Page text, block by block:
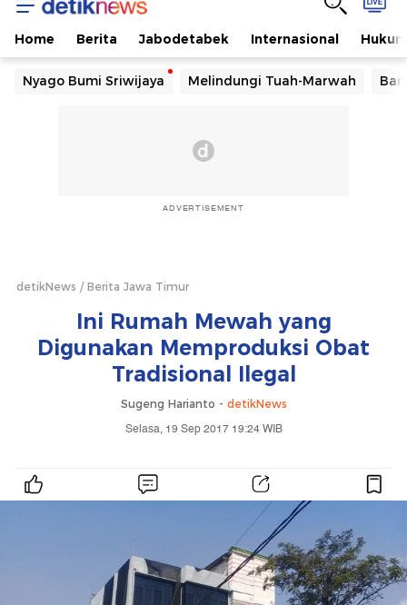
Home Berita Jabodetabek Internasional Hukum
Nyago Bumi Sriwijaya Melindungi Tuah-Marwah
ADVERTISEMENT
detikNews Berita Jawa Timur
Ini Rumah Mewah yang
Digunakan Memproduksi Obat
Tradisional Ilegal
Sugeng Harianto - detikNews
Selasa, 19 Sep 2017 19:24 WIB